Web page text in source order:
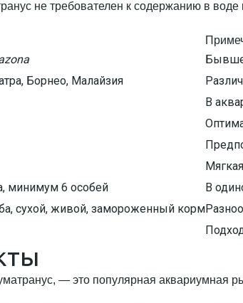
Борнео, Малайзия
В
минимум 6 особей
В
сухой, живой, замороженный корм
— это популярная аквариумная